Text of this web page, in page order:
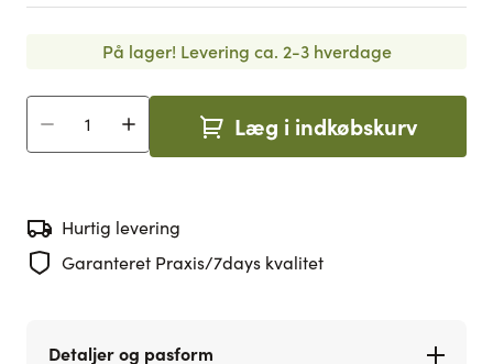
På lager! Levering ca. 2-3 hverdage
Antal Læg i indkøbskurv
Hurtig levering
Garanteret Praxis/7days kvalitet
Detaljer og pasform